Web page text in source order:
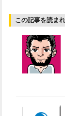
この記事を読ま